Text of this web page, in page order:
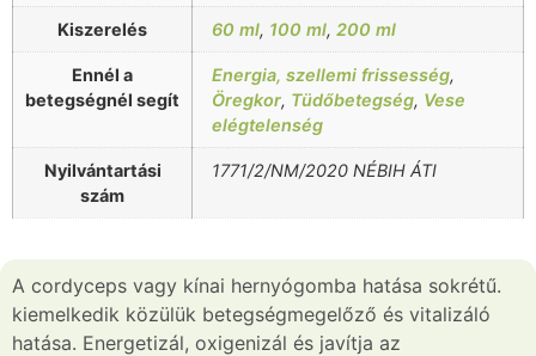
Kiszerelés 60 ml, 100 ml, 200 ml
Ennél a
betegségnél segít
Energia, szellemi frissesség,
Öregkor, Tüdőbetegség, Vese
elégtelenség
Nyilvántartási
szám
1771/2/NM/2020 NÉBIH ÁTI
A cordyceps vagy kínai hernyógomba hatása sokrétű.
kiemelkedik közülük betegségmegelőző és vitalizáló
hatása. Energetizál, oxigenizál és javítja az